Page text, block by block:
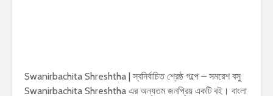
Swanirbachita Shreshtha | স্বনির্বাচিত শ্রেষ্ঠ গল্পে – সমরেশ বসু
Swanirbachita Shreshtha এর অন্যতম জনপ্রিয় একটি বই। বাংলা